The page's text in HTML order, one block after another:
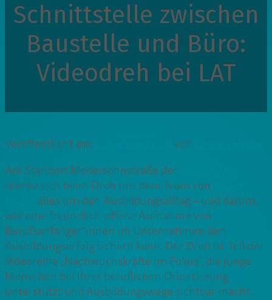
Schnittstelle zwischen
Baustelle und Büro:
Videodreh bei LAT
Veröffentlicht am von
Am Standort Modersohnstraße der
drehte sich beim Dreh mit dem Team von
alles um den Ausbildungsalltag – und darum,
wie eine freundlich-offene Aufnahme von
Berufsanfänger*innen im Unternehmen den
Ausbildungserfolg sichern kann. Der Dreh ist Teil der
Videoreihe „Nachwuchskräfte im Fokus“, die junge
Menschen bei ihrer beruflichen Orientierung
unterstützt und Ausbildungswege sichtbar macht.